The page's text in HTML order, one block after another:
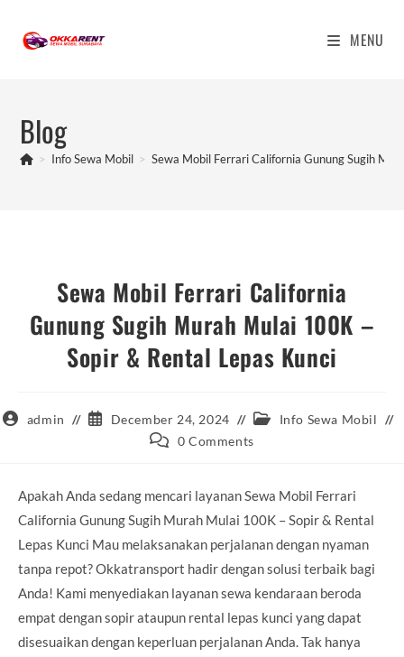
content
MENU
Blog
> Info Sewa Mobil > Sewa Mobil Ferrari California Gunung Sugih
Sewa Mobil Ferrari California
Gunung Sugih Murah Mulai 100K –
Sopir & Rental Lepas Kunci
Postadmin
Post
published:
December 24, 2024
Post Info Sewa Mobil
Post 0 Comments
Apakah Anda sedang mencari layanan Sewa Mobil Ferrari
California Gunung Sugih Murah Mulai 100K – Sopir & Rental
Lepas Kunci Mau melaksanakan perjalanan dengan nyaman
tanpa repot? Okkatransport hadir dengan solusi terbaik bagi
Anda! Kami menyediakan layanan sewa kendaraan beroda
empat dengan sopir ataupun rental lepas kunci yang dapat
disesuaikan dengan keperluan perjalanan Anda. Tak hanya